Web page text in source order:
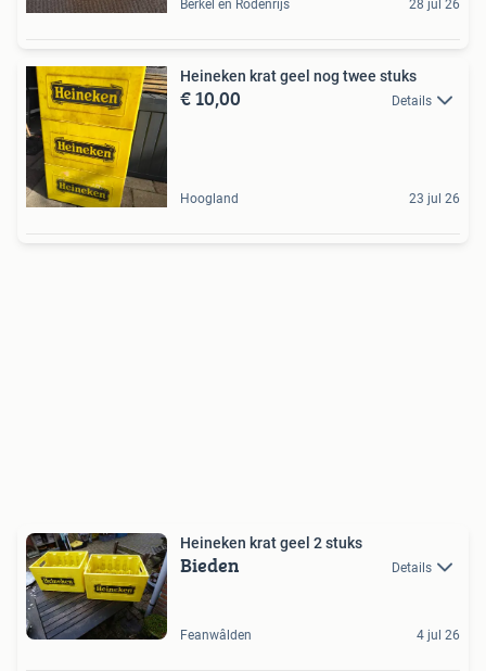
Berkel en Rodenrijs 28 jul 26
Heineken krat geel nog twee stuks
€ 10,00 Details
Hoogland 23 jul 26
Heineken krat geel 2 stuks
Bieden Details
Feanwâlden 4 jul 26